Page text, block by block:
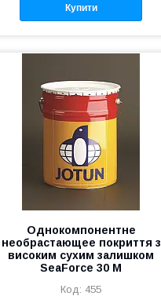
Купити
Однокомпонентне
необрастающее покриття з
високим сухим залишком
SeaForce 30 M
455